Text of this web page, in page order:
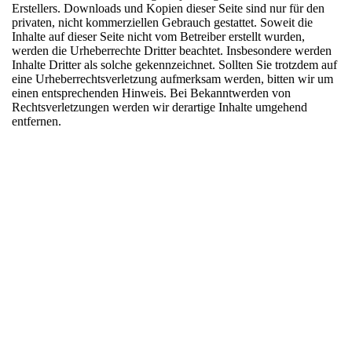
Erstellers. Downloads und Kopien dieser Seite sind nur für den
privaten, nicht kommerziellen Gebrauch gestattet. Soweit die
Inhalte auf dieser Seite nicht vom Betreiber erstellt wurden,
werden die Urheberrechte Dritter beachtet. Insbesondere werden
Inhalte Dritter als solche gekennzeichnet. Sollten Sie trotzdem auf
eine Urheberrechtsverletzung aufmerksam werden, bitten wir um
einen entsprechenden Hinweis. Bei Bekanntwerden von
Rechtsverletzungen werden wir derartige Inhalte umgehend
entfernen.